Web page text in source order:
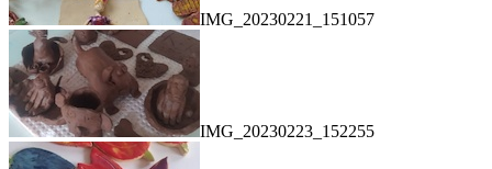
IMG_20230221_151057
IMG_20230223_152255